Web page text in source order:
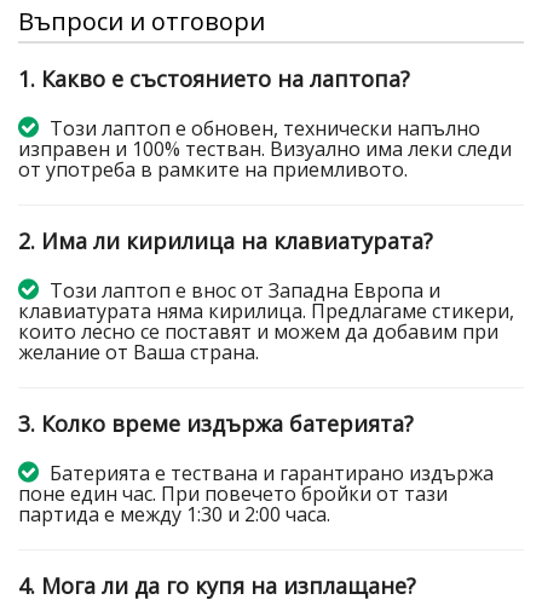
Въпроси и отговори
1. Какво е състоянието на лаптопа?
Този лаптоп е обновен, технически напълно
изправен и 100% тестван. Визуално има леки следи
от употреба в рамките на приемливото.
2. Има ли кирилица на клавиатурата?
Този лаптоп е внос от Западна Европа и
клавиатурата няма кирилица. Предлагаме стикери,
които лесно се поставят и можем да добавим при
желание от Ваша страна.
3. Колко време издържа батерията?
Батерията е тествана и гарантирано издържа
поне един час. При повечето бройки от тази
партида е между 1:30 и 2:00 часа.
4. Мога ли да го купя на изплащане?